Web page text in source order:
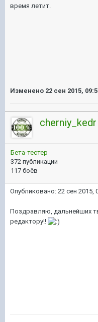
время летит.
Изменено 22 сен 2015,
cherniy_kedr
Бета-тестер
372 публикации
117 боёв
Опубликовано: 22 сен 2015,
Поздравляю, дальнейших
редактору!!